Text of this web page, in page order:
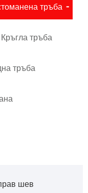
тръба
Кръгла тръба
тръба
шев